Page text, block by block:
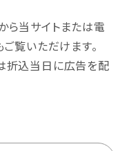
ら当サイトまたは電
覧いただけます。
折込当日に広告を配